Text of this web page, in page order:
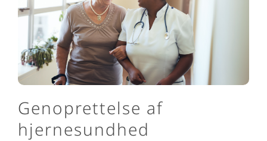
Genoprettelse af
hjernesundhed